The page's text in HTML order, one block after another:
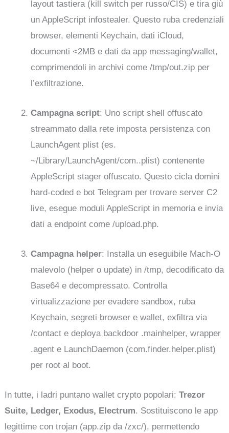
layout tastiera (kill switch per russo/CIS) e tira giù
un AppleScript infostealer. Questo ruba credenziali
browser, elementi Keychain, dati iCloud,
documenti <2MB e dati da app messaging/wallet,
comprimendoli in archivi come /tmp/out.zip per
l’exfiltrazione.
Campagna script: Uno script shell offuscato
streammato dalla rete imposta persistenza con
LaunchAgent plist (es.
~/Library/LaunchAgent/com..plist) contenente
AppleScript stager offuscato. Questo cicla domini
hard-coded e bot Telegram per trovare server C2
live, esegue moduli AppleScript in memoria e invia
dati a endpoint come /upload.php.
Campagna helper: Installa un eseguibile Mach-O
malevolo (helper o update) in /tmp, decodificato da
Base64 e decompressato. Controlla
virtualizzazione per evadere sandbox, ruba
Keychain, segreti browser e wallet, exfiltra via
/contact e deploya backdoor .mainhelper, wrapper
.agent e LaunchDaemon (com.finder.helper.plist)
per root al boot.
In tutte, i ladri puntano wallet crypto popolari:Trezor
Suite, Ledger, Exodus, Electrum. Sostituiscono le app
legittime con trojan (app.zip da /zxc/), permettendo